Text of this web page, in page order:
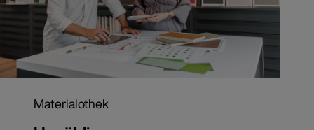
Materialothek